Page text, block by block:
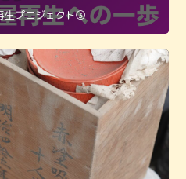
生プロジェクト➂